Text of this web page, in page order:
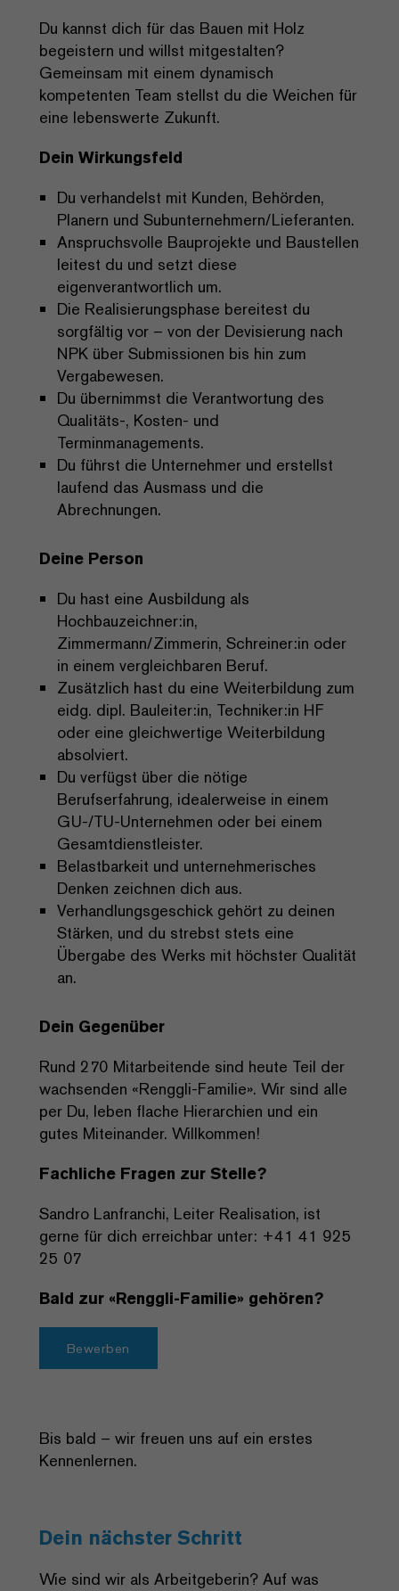
Du kannst dich für das Bauen mit Holz
begeistern und willst mitgestalten?
Gemeinsam mit einem dynamisch
kompetenten Team stellst du die Weichen für
eine lebenswerte Zukunft.
Dein Wirkungsfeld
Du verhandelst mit Kunden, Behörden,
Planern und Subunternehmern/Lieferanten.
Anspruchsvolle Bauprojekte und Baustellen
leitest du und setzt diese
eigenverantwortlich um.
Die Realisierungsphase bereitest du
sorgfältig vor – von der Devisierung nach
NPK über Submissionen bis hin zum
Vergabewesen.
Du übernimmst die Verantwortung des
Qualitäts-, Kosten- und
Terminmanagements.
Du führst die Unternehmer und erstellst
laufend das Ausmass und die
Abrechnungen.
Deine Person
Du hast eine Ausbildung als
Hochbauzeichner:in,
Zimmermann/Zimmerin, Schreiner:in oder
in einem vergleichbaren Beruf.
Zusätzlich hast du eine Weiterbildung zum
eidg. dipl. Bauleiter:in, Techniker:in HF
oder eine gleichwertige Weiterbildung
absolviert.
Du verfügst über die nötige
Berufserfahrung, idealerweise in einem
GU-/TU-Unternehmen oder bei einem
Gesamtdienstleister.
Belastbarkeit und unternehmerisches
Denken zeichnen dich aus.
Verhandlungsgeschick gehört zu deinen
Stärken, und du strebst stets eine
Übergabe des Werks mit höchster Qualität
an.
Dein Gegenüber
Rund 270 Mitarbeitende sind heute Teil der
wachsenden «Renggli-Familie». Wir sind alle
per Du, leben flache Hierarchien und ein
gutes Miteinander. Willkommen!
Fachliche Fragen zur Stelle?
Sandro Lanfranchi, Leiter Realisation, ist
gerne für dich erreichbar unter: +41 41 925
25 07
Bald zur «Renggli-Familie» gehören?
Bewerben
Bis bald – wir freuen uns auf ein erstes
Kennenlernen.
Dein nächster Schritt
Wie sind wir als Arbeitgeberin? Auf was